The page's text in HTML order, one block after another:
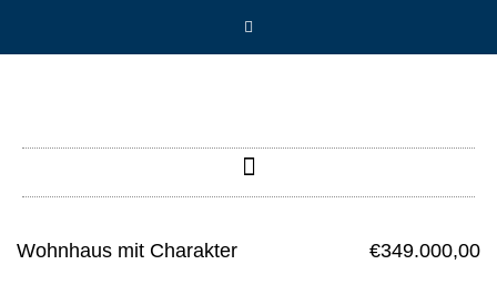
Wohnhaus mit Charakter €349.000,00